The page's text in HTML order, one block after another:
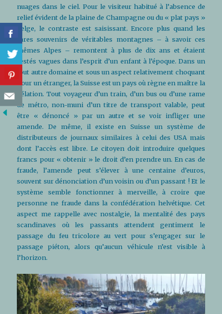
nuages dans le ciel. Pour le visiteur habitué à l’absence de
relief évident de la plaine de Champagne ou du « plat pays »
belge, le contraste est saisissant. Encore plus quand les
rares souvenirs de véritables montagnes – à savoir ces
mêmes Alpes – remontent à plus de dix ans et étaient
restés vagues dans l’esprit d’un enfant à l’époque. Dans un
tout autre domaine et sous un aspect relativement choquant
pour un étranger, la Suisse est un pays où règne en maître la
délation. Tout voyageur d’un train, d’un bus ou d’une rame
de métro, non-muni d’un titre de transport valable, peut
être « dénoncé » par un autre et se voir infliger une
amende. De même, il existe en Suisse un système de
distributeurs de journaux similaires à celui des USA mais
dont l’accès est libre. Le citoyen doit introduire quelques
francs pour « obtenir » le droit d’en prendre un. En cas de
fraude, l’amende peut s’élever à une centaine d’euros,
souvent sur dénonciation d’un voisin ou d’un passant ! Et le
système semble fonctionner à merveille, à croire que
personne ne fraude dans la confédération helvétique. Cet
aspect me rappelle avec nostalgie, la mentalité des pays
scandinaves où les passants attendent gentiment le
passage du feu tricolore au vert pour s’engager sur le
passage piéton, alors qu’aucun véhicule n’est visible à
l’horizon.